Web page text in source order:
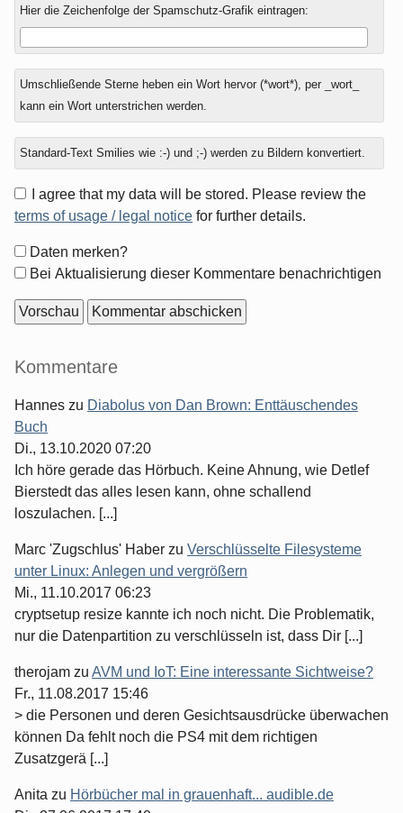
Hier die Zeichenfolge der Spamschutz-Grafik eintragen:
Umschließende Sterne heben ein Wort hervor (*wort*), per _wort_
kann ein Wort unterstrichen werden.
Standard-Text Smilies wie :-) und ;-) werden zu Bildern konvertiert.
I agree that my data will be stored. Please review the
terms of usage / legal notice for further details.
Formular-
Optionen
Daten merken?
Bei Aktualisierung dieser Kommentare benachrichtigen
Seitenleiste
Kommentare
Hannes zu Diabolus von Dan Brown: Enttäuschendes
Buch
Di., 13.10.2020 07:20
Ich höre gerade das Hörbuch. Keine Ahnung, wie Detlef
Bierstedt das alles lesen kann, ohne schallend
loszulachen. [...]
Marc 'Zugschlus' Haber zu Verschlüsselte Filesysteme
unter Linux: Anlegen und vergrößern
Mi., 11.10.2017 06:23
cryptsetup resize kannte ich noch nicht. Die Problematik,
nur die Datenpartition zu verschlüsseln ist, dass Dir [...]
therojam zu AVM und IoT: Eine interessante Sichtweise?
Fr., 11.08.2017 15:46
> die Personen und deren Gesichtsausdrücke überwachen
können Da fehlt noch die PS4 mit dem richtigen
Zusatzgerä [...]
Anita zu Hörbücher mal in grauenhaft... audible.de